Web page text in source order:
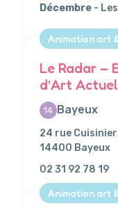
Décembre -
Animation art
Le Radar –
d’Art Actuel
14 Bayeux
24 rue
14400 Bayeux
02 31 92 78 19
Animation art